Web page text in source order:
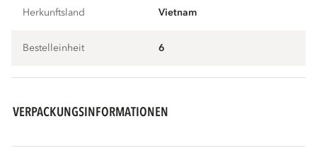
Herkunftsland Vietnam
Bestelleinheit 6
VERPACKUNGSINFORMATIONEN